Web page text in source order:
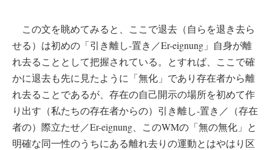
この文を眺めてみると、ここで退去（自らを退き去ら
せる）は初めの「引き離し-置き／Er-eignung」自身が離
れ去ることとして把握されている。とすれば、ここで確
かに退去も先に見たように「無化」であり存在者から離
れ去ることであるが、存在の自己開示の場所を初めて作
り出す（私たちの存在者からの）引き離し-置き／（存在
者の）際立たせ／Er-eignung、このWMの「無の無化」と
明確な同一性のうちにある離れ去りの運動とはやはり区